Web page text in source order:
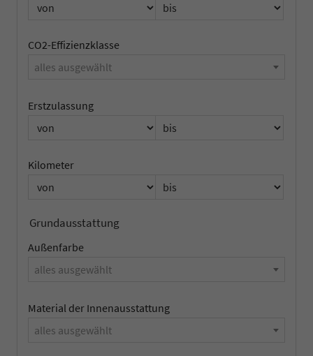
CO2-Effizienzklasse
alles ausgewählt
Erstzulassung
Kilometer
Grundausstattung
Außenfarbe
alles ausgewählt
Material der Innenausstattung
alles ausgewählt